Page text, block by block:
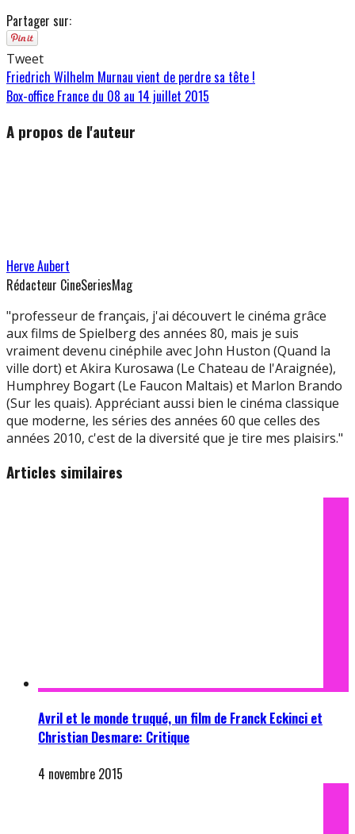
Partager sur:
Tweet
Friedrich Wilhelm Murnau vient de perdre sa tête !
Box-office France du 08 au 14 juillet 2015
A propos de l'auteur
Herve Aubert
Rédacteur CineSeriesMag
"professeur de français, j'ai découvert le cinéma grâce
aux films de Spielberg des années 80, mais je suis
vraiment devenu cinéphile avec John Huston (Quand la
ville dort) et Akira Kurosawa (Le Chateau de l'Araignée),
Humphrey Bogart (Le Faucon Maltais) et Marlon Brando
(Sur les quais). Appréciant aussi bien le cinéma classique
que moderne, les séries des années 60 que celles des
années 2010, c'est de la diversité que je tire mes plaisirs."
Articles similaires
Avril et le monde truqué, un film de Franck Eckinci et
Christian Desmare: Critique
4 novembre 2015